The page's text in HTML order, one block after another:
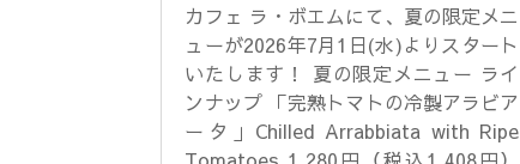
カフェ ラ・ボエムにて、夏の限定メニ
ューが2026年7月1日(水)よりスタート
いたします！ 夏の限定メニュー ライ
ンナップ 「完熟トマトの冷製アラビア
ータ」Chilled Arrabbiata with Ripe
Tomatoes 1,280円（税込1,408円）